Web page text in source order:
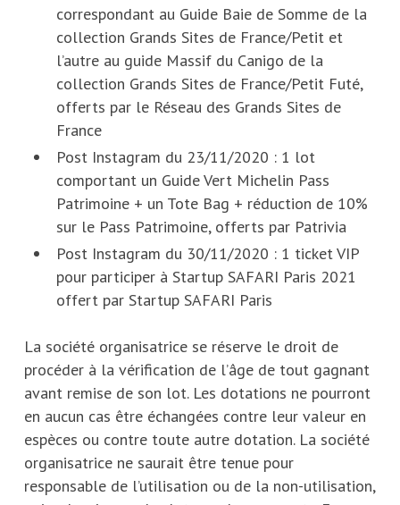
correspondant au Guide Baie de Somme de la
collection Grands Sites de France/Petit et
l’autre au guide Massif du Canigo de la
collection Grands Sites de France/Petit Futé,
offerts par le Réseau des Grands Sites de
France
Post Instagram du 23/11/2020 : 1 lot
comportant un Guide Vert Michelin Pass
Patrimoine + un Tote Bag + réduction de 10%
sur le Pass Patrimoine, offerts par Patrivia
Post Instagram du 30/11/2020 : 1 ticket VIP
pour participer à Startup SAFARI Paris 2021
offert par Startup SAFARI Paris
La société organisatrice se réserve le droit de
procéder à la vérification de l’âge de tout gagnant
avant remise de son lot. Les dotations ne pourront
en aucun cas être échangées contre leur valeur en
espèces ou contre toute autre dotation. La société
organisatrice ne saurait être tenue pour
responsable de l’utilisation ou de la non-utilisation,